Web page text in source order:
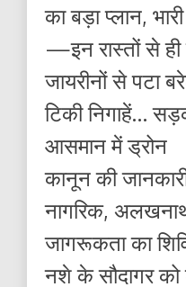
का बड़ा प्लान,
—इन रास्तों से
जायरीनों से पटा
टिकी निगाहें…
आसमान में ड्रोन
कानून की
नागरिक,
जागरूकता का
नशे के सौदागर को